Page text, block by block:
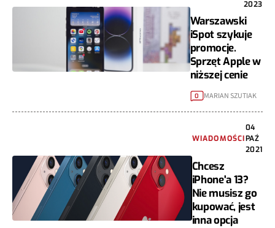
2023
Warszawski
iSpot szykuje
promocje.
Sprzęt Apple w
niższej cenie
0 MARIAN SZUTIAK
WIADOMOŚCI
04
PAŹ
2021
Chcesz
iPhone'a 13?
Nie musisz go
kupować, jest
inna opcja